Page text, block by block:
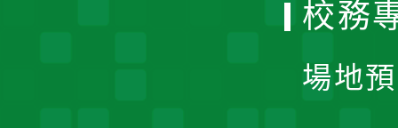
校務
場地